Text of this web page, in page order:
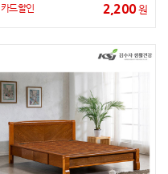
카드할인 2,200원